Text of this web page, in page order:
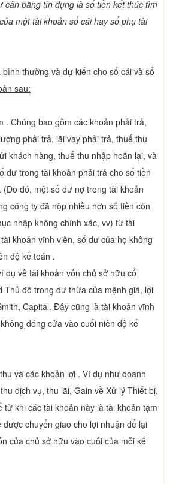
cân bằng tín dụng là số tiền kết thúc tìm
một tài khoản sổ cái hay sổ phụ tài
thường và dự kiến cho sổ cái và sổ
sau:
. Chúng bao gồm các khoản phải trả,
phải trả, lãi vay phải trả, thuế thu
khách hàng, thuế thu nhập hoãn lại, và
dư trong tài khoản phải trả cho số tiền
(Do đó, một số dư nợ trong tài khoản
công ty đã nộp nhiều hơn số tiền còn
nhập không chính xác, vv) từ tài
khoản vĩnh viễn, số dư của họ không
độ kế toán .
dụ về tài khoản vốn chủ sở hữu cổ
Thủ đô trong dư thừa của mệnh giá, lợi
Capital. Đây cũng là tài khoản vĩnh
đóng cửa vào cuối niên độ kế
và các khoản lợi . Ví dụ như doanh
dịch vụ, thu lãi, Gain về Xử lý Thiết bị,
từ khi các tài khoản này là tài khoản tạm
chuyển giao cho lợi nhuận để lại
của chủ sở hữu vào cuối của mỗi kế